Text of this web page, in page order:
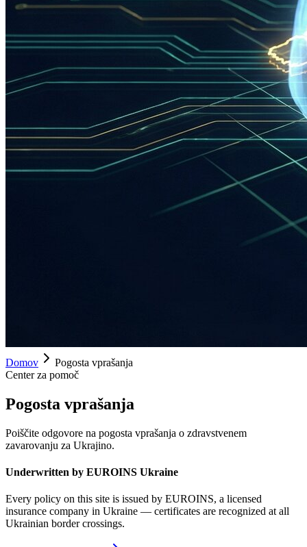
Domov
Pogosta vprašanja
Center za pomoč
Pogosta vprašanja
Poiščite odgovore na pogosta vprašanja o zdravstvenem
zavarovanju za Ukrajino.
Underwritten by EUROINS Ukraine
Every policy on this site is issued by EUROINS, a licensed
insurance company in Ukraine — certificates are recognized at all
Ukrainian border crossings.